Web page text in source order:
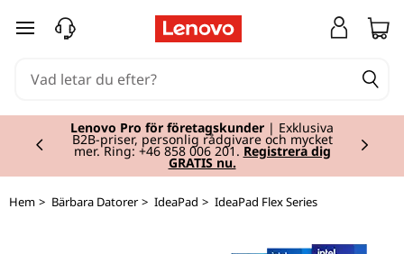
P
a
hoppa vidare till huvudinnehållet
Lenovo Pro för företagskunder | Exklusiva
B2B-priser, personlig rådgivare och mycket
mer. Ring: +46 858 006 201. Registrera dig
GRATIS nu.
Currently displaying item 2 of 2
Hem > Bärbara Datorer > IdeaPad > IdeaPad Flex Series